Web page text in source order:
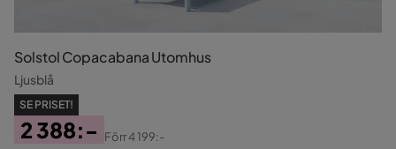
Solstol Copacabana Utomhus
Ljusblå
SE PRISET!
2 388:-
Förr4 199:-